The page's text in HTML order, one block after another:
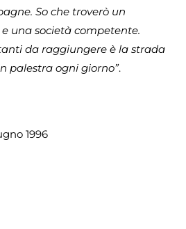
So che troverò un
una società competente.
da raggiungere è la strada
palestra ogni giorno”.
1996